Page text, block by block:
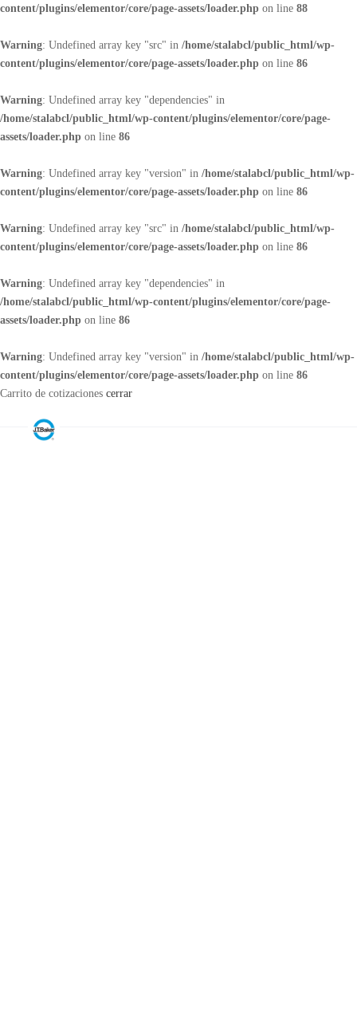
content/plugins/elementor/core/page-assets/loader.php on line 88
Warning: Undefined array key "src" in /home/stalabcl/public_html/wp-
content/plugins/elementor/core/page-assets/loader.php on line 86
Warning: Undefined array key "dependencies" in
/home/stalabcl/public_html/wp-content/plugins/elementor/core/page-
assets/loader.php on line 86
Warning: Undefined array key "version" in /home/stalabcl/public_html/wp-
content/plugins/elementor/core/page-assets/loader.php on line 86
Warning: Undefined array key "src" in /home/stalabcl/public_html/wp-
content/plugins/elementor/core/page-assets/loader.php on line 86
Warning: Undefined array key "dependencies" in
/home/stalabcl/public_html/wp-content/plugins/elementor/core/page-
assets/loader.php on line 86
Warning: Undefined array key "version" in /home/stalabcl/public_html/wp-
content/plugins/elementor/core/page-assets/loader.php on line 86
Carrito de cotizaciones cerrar